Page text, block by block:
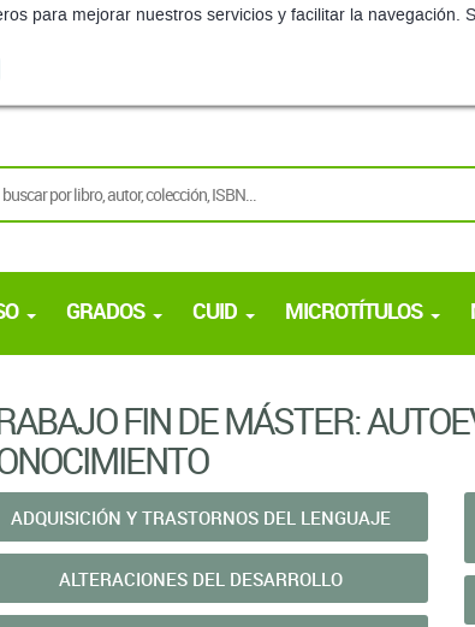
para mejorar nuestros servicios y facilitar la navegación.
GRADOS CUID MICROTÍTULOS
FIN DE MÁSTER:
ADQUISICIÓN Y TRASTORNOS DEL LENGUAJE
ALTERACIONES DEL DESARROLLO